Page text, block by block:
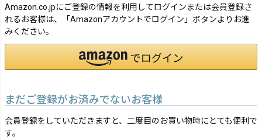
Amazon.co.jpにご登録の情報を利用してログインまたは会員登録さ
れるお客様は、「Amazonアカウントでログイン」ボタンよりお進
みください。
まだご登録がお済みでないお客様
会員登録をしていただきますと、二度目のお買い物時にとても便利で
す。